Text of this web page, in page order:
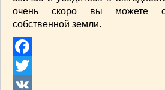
очень скоро вы можете
собственной земли.
Facebook
Twitter